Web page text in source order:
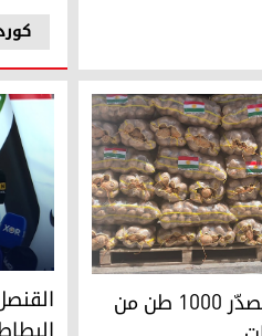
إقليم كوردستان يصدّر 1000 طن من